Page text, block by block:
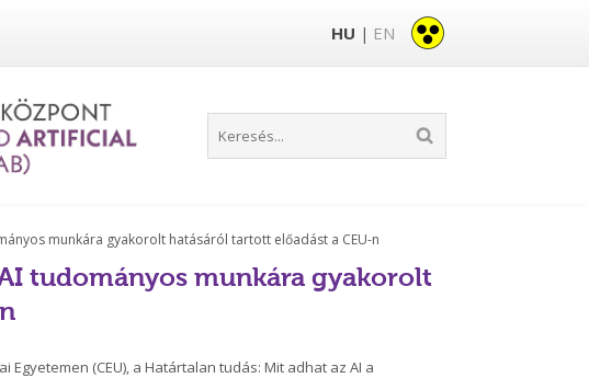
HU | EN
munkára gyakorolt hatásáról tartott előadást a CEU-n
tudományos munkára gyakorolt
(CEU), a Határtalan tudás: Mit adhat az AI a